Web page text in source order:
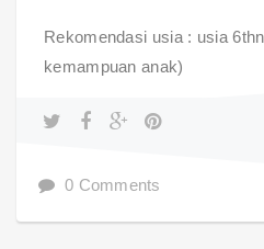
Rekomendasi usia : usia
kemampuan anak)
0 Comments